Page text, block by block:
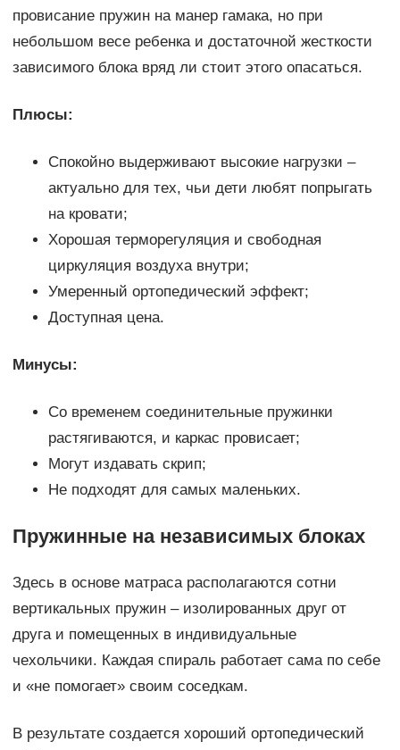
провисание пружин на манер гамака, но при
небольшом весе ребенка и достаточной жесткости
зависимого блока вряд ли стоит этого опасаться.
Плюсы:
Спокойно выдерживают высокие нагрузки –
актуально для тех, чьи дети любят попрыгать
на кровати;
Хорошая терморегуляция и свободная
циркуляция воздуха внутри;
Умеренный ортопедический эффект;
Доступная цена.
Минусы:
Со временем соединительные пружинки
растягиваются, и каркас провисает;
Могут издавать скрип;
Не подходят для самых маленьких.
Пружинные на независимых блоках
Здесь в основе матраса располагаются сотни
вертикальных пружин – изолированных друг от
друга и помещенных в индивидуальные
чехольчики. Каждая спираль работает сама по себе
и «не помогает» своим соседкам.
В результате создается хороший ортопедический